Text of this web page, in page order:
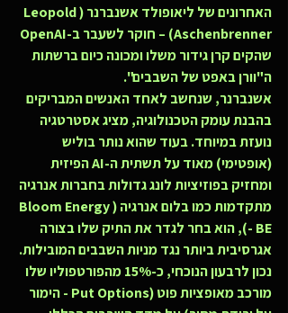
האחרונים של ליאופולד אשנברנר (Leopold
שהקים קרן גידור משלו ומכונה כיום ברשתות
ה"וורן באפט של השבבים".
אשנברנר, שנחשב לאחד האנשים המבריקים
בהבנת עומק הטכנולוגיה, מציג אסטרטגיה
נועזת במיוחד. בעוד שהוא נותר בוליש
(אופטימי) מאוד על תשתית ה-AI הפיזית
ומחזיק בפוזיציות לונג גדולות בחברות אנרגיה
מתקדמות כמו בלום אנרגיה (Bloom Energy
- BE), הוא בחר לגדר את התיק שלו בצורה
אגרסיבית ביותר נגד מניות השבבים המובילות.
נכון לרבעון הנוכחי, כ-15% מהפורטפוליו שלו
מורכב מאופציות פוט (Put Options - הימור